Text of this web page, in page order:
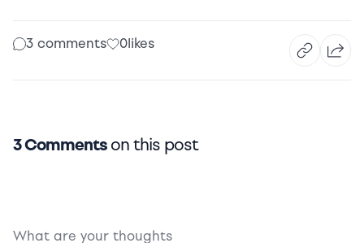
3 comments 0likes
3 Comments on this post